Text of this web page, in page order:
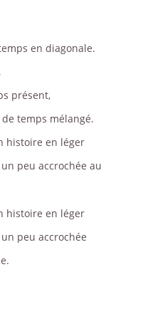
en diagonale.
présent,
temps mélangé.
histoire en léger
peu accrochée au
histoire en léger
peu accrochée